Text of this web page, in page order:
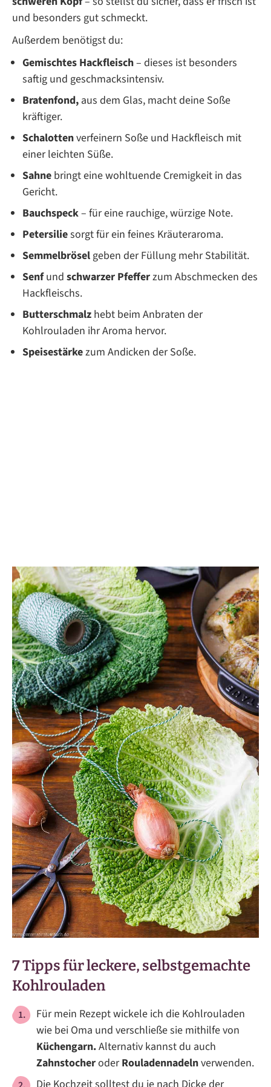
und besonders gut schmeckt.
Außerdem benötigst du:
Gemischtes Hackfleisch– dieses ist besonders
saftig und geschmacksintensiv.
Bratenfond, aus dem Glas, macht deine Soße
kräftiger.
Schalottenverfeinern Soße und Hackfleisch mit
einer leichten Süße.
Sahne bringt eine wohltuende Cremigkeit in das
Gericht.
Bauchspeck– für eine rauchige, würzige Note.
Petersiliesorgt für ein feines Kräuteraroma.
Semmelbröselgeben der Füllung mehr Stabilität.
Senfund schwarzer Pfefferzum Abschmecken des
Hackfleischs.
Butterschmalz hebt beim Anbraten der
Kohlrouladen ihr Aroma hervor.
Speisestärkezum Andicken der Soße.
7 Tipps für leckere, selbstgemachte
Kohlrouladen
Für mein Rezept wickele ich die Kohlrouladen
wie bei Oma und verschließe sie mithilfe von
Küchengarn.Alternativ kannst du auch
ZahnstocheroderRouladennadelnverwenden.